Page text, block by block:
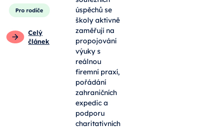
Pro rodiče
Celý
článek
úspěchů se
školy aktivně
zaměřují na
propojování
výuky s
reálnou
firemní praxí,
pořádání
zahraničních
expedic a
podporu
charitativních